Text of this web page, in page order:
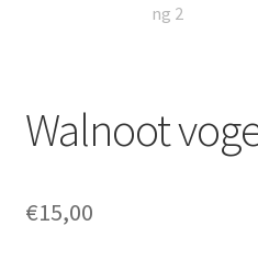
Walnoot
€15,00